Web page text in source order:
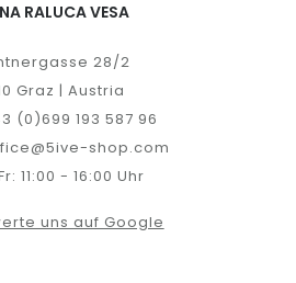
RALUCA VESA
28/2
Graz | Austria
(0)699 193 587 96
shop.com
11:00 - 16:00 Uhr
uns auf Google